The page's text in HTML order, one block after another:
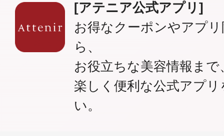
[アテニア公式アプリ]
お得なクーポンやアプ
ら、
お役立ちな美容情報まで
楽しく便利な公式アプ
い。